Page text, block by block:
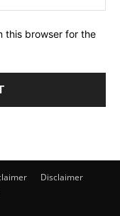
this browser for the
Disclaimer